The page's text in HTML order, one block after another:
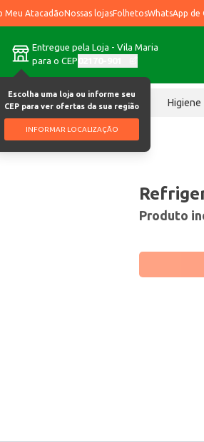
Meu AtacadãoNossas lojasFolhetosWhatsApp de
Entregue pela Loja - Vila Maria
para o CEP
Escolha uma loja ou informe seu
CEP para ver ofertas da sua região
INFORMAR LOCALIZAÇÃO
Chocolates Higiene
Flash Baína 2L
Produto